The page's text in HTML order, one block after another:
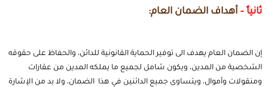
ثانياً – أهداف الضمان العام:
إن الضمان العام يهدف الى توفير الحماية القانونية للدائن، والحفاظ على حقوقه
الشخصية من المدين، ويكون شامل لجميع ما يملكه المدين من عقارات
ومنقولات وأموال، ويتساوى جميع الدائنين في هذا الضمان، ولا بد من الإشارة